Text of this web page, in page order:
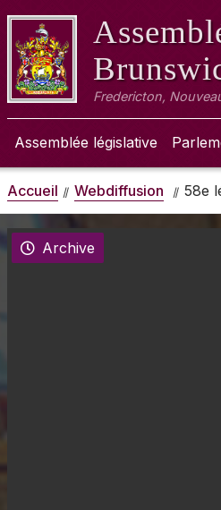
Fredericton,
Assemblée législative
Accueil Webdiffusion 58e
Archive